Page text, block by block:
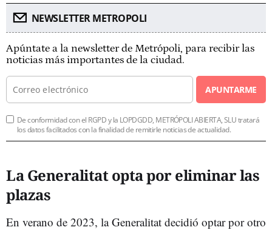
NEWSLETTER METROPOLI
Apúntate a la newsletter de Metrópoli, para recibir las
noticias más importantes de la ciudad.
APUNTARME
De conformidad con el RGPD y la LOPDGDD, METRÓPOLI ABIERTA, SLU tratará
los datos facilitados con la finalidad de remitirle noticias de actualidad.
La Generalitat opta por eliminar las
plazas
En verano de 2023, la Generalitat decidió optar por otro